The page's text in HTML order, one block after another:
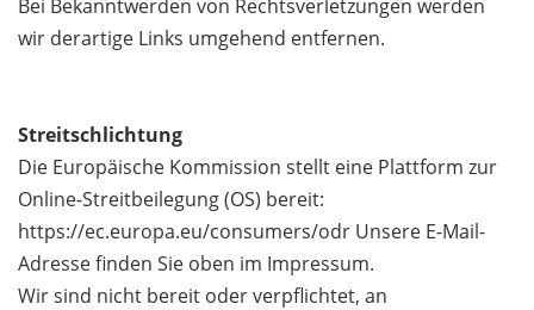
Bei Bekanntwerden von Rechtsverletzungen werden
wir derartige Links umgehend entfernen.
Streitschlichtung
Die Europäische Kommission stellt eine Plattform zur
Online-Streitbeilegung (OS) bereit:
https://ec.europa.eu/consumers/odr Unsere E-Mail-
Adresse finden Sie oben im Impressum.
Wir sind nicht bereit oder verpflichtet, an